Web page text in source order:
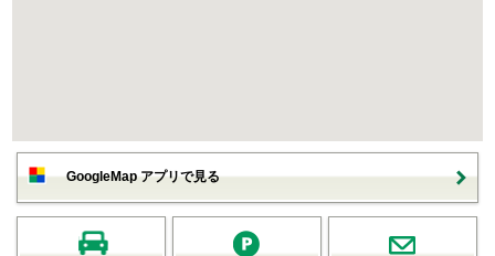
GoogleMap アプリで見る